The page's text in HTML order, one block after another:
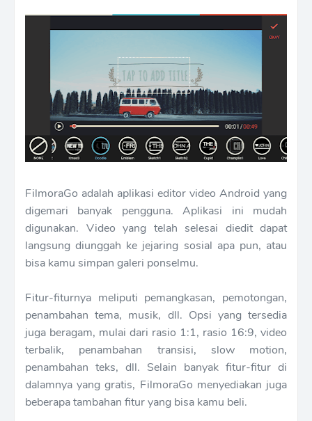
FilmoraGo adalah aplikasi editor video Android yang
digemari banyak pengguna. Aplikasi ini mudah
digunakan. Video yang telah selesai diedit dapat
langsung diunggah ke jejaring sosial apa pun, atau
bisa kamu simpan galeri ponselmu.
Fitur-fiturnya meliputi pemangkasan, pemotongan,
penambahan tema, musik, dll. Opsi yang tersedia
juga beragam, mulai dari rasio 1:1, rasio 16:9, video
terbalik, penambahan transisi, slow motion,
penambahan teks, dll. Selain banyak fitur-fitur di
dalamnya yang gratis, FilmoraGo menyediakan juga
beberapa tambahan fitur yang bisa kamu beli.